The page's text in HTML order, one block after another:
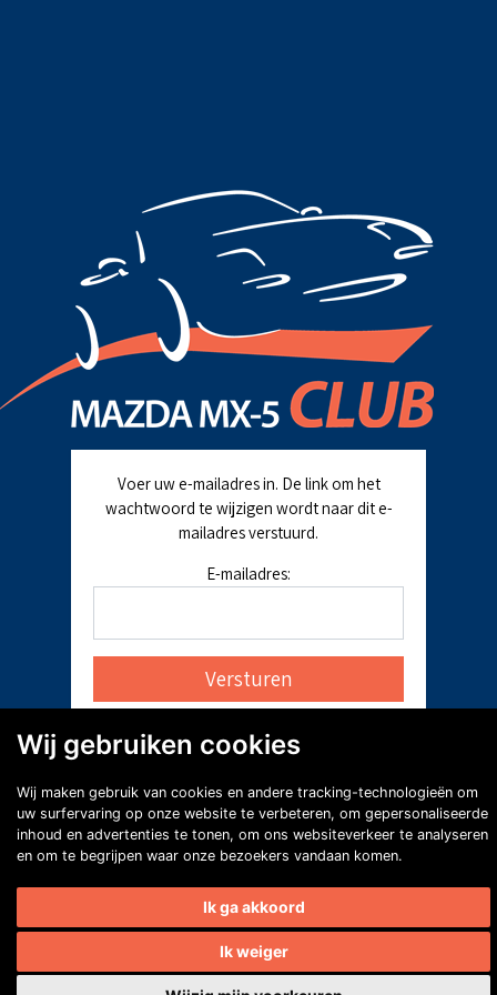
Voer uw e-mailadres in. De link om het
wachtwoord te wijzigen wordt naar dit e-
mailadres verstuurd.
E-mailadres:
Wij gebruiken cookies
Wij maken gebruik van cookies en andere tracking-technologieën om
uw surfervaring op onze website te verbeteren, om gepersonaliseerde
inhoud en advertenties te tonen, om ons websiteverkeer te analyseren
en om te begrijpen waar onze bezoekers vandaan komen.
Ik ga akkoord
Ik weiger